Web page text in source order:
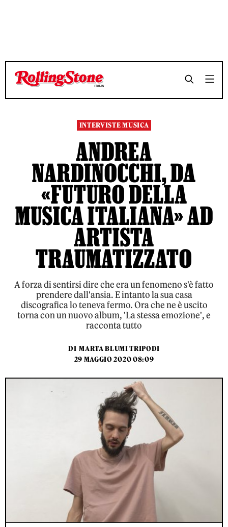
TEMPO DI LETTURA 13 MINUTI SHARE
TEMPO DI LETTURA 13 MINUTI SHARE
INTERVISTE MUSICA
ANDREA
NARDINOCCHI, DA
«FUTURO DELLA
MUSICA ITALIANA» AD
ARTISTA
TRAUMATIZZATO
A forza di sentirsi dire che era un fenomeno s'è fatto
prendere dall'ansia. E intanto la sua casa
discografica lo teneva fermo. Ora che ne è uscito
torna con un nuovo album, 'La stessa emozione', e
racconta tutto
DI MARTA BLUMI TRIPODI
29 MAGGIO 2020 08:09